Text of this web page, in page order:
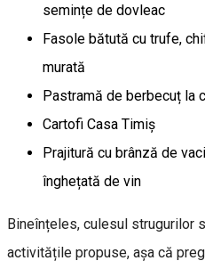
semințe de dovleac
Fasole bătută cu trufe,
murată
Pastramă de berbecuț la
Cartofi Casa Timiș
Prajitură cu brânză de
înghețată de vin
Bineînțeles, culesul strugurilor
activitățile propuse, așa că